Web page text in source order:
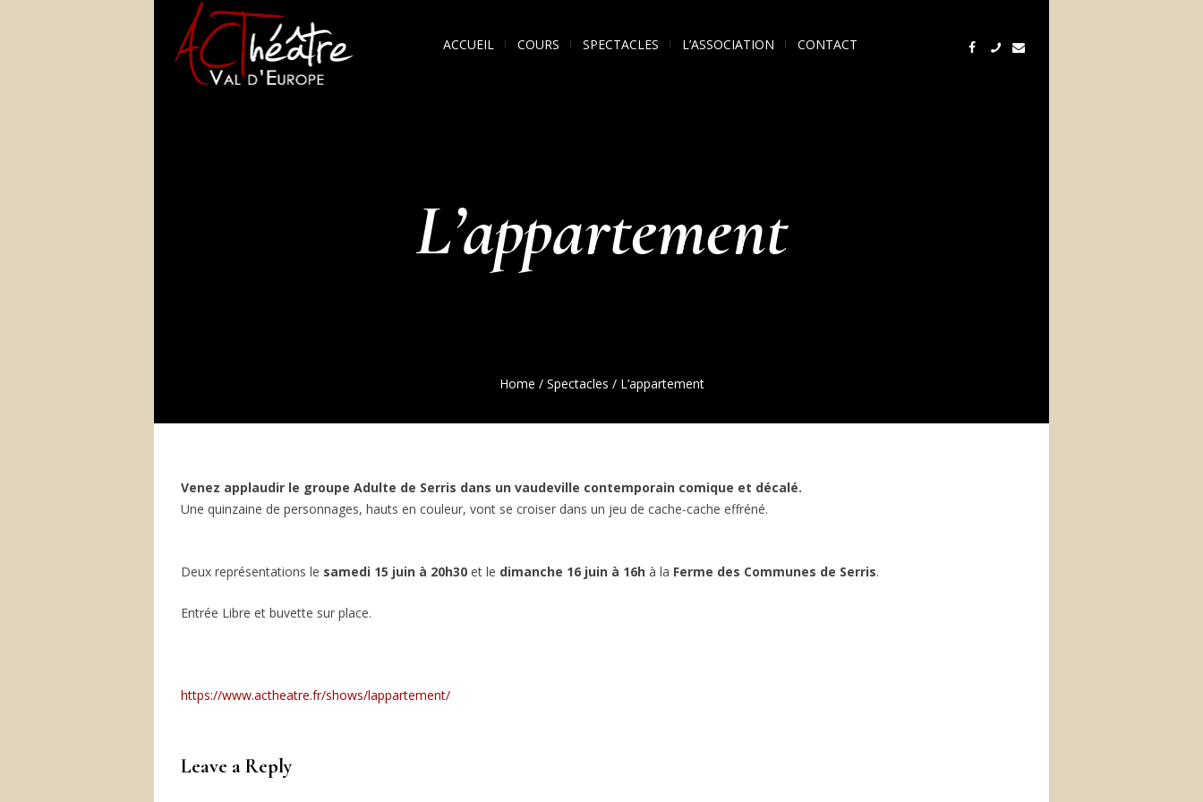
ACCUEIL COURS SPECTACLES L’ASSOCIATION CONTACT
L’appartement
Home / Spectacles / L’appartement
Venez applaudir le groupe Adulte de Serris dans un vaudeville contemporain comique et décalé.
Une quinzaine de personnages, hauts en couleur, vont se croiser dans un jeu de cache-cache effréné.
Deux représentations le samedi 15 juin à 20h30 et le dimanche 16 juin à 16h à la Ferme des Communes de Serris.
Entrée Libre et buvette sur place.
https://www.actheatre.fr/shows/lappartement/
Leave a Reply